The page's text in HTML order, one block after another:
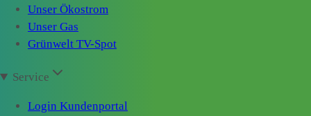
Unser Ökostrom
Unser Gas
Grünwelt TV-Spot
Service
Login Kundenportal